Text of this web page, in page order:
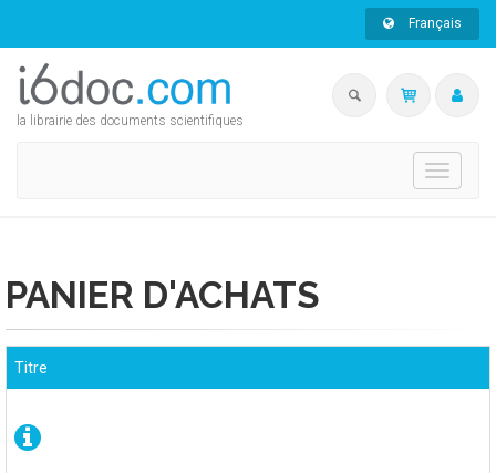
Français
la librairie des documents scientifiques
Toggle
PANIER D'ACHATS
Titre